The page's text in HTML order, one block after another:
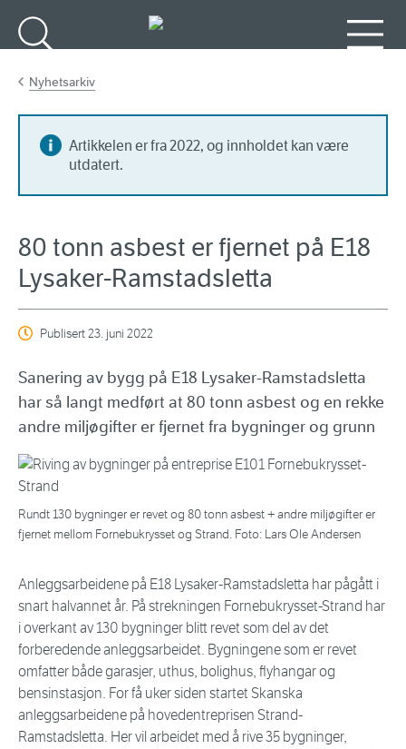
Nyhetsarkiv
Artikkelen er fra 2022, og innholdet kan være
utdatert.
80 tonn asbest er fjernet på E18
Lysaker-Ramstadsletta
Publisert23. juni 2022
Sanering av bygg på E18 Lysaker-Ramstadsletta
har så langt medført at 80 tonn asbest og en rekke
andre miljøgifter er fjernet fra bygninger og grunn
Rundt 130 bygninger er revet og 80 tonn asbest + andre miljøgifter er
fjernet mellom Fornebukrysset og Strand. Foto: Lars Ole Andersen
Anleggsarbeidene på E18 Lysaker-Ramstadsletta har pågått i
snart halvannet år. På strekningen Fornebukrysset-Strand har
i overkant av 130 bygninger blitt revet som del av det
forberedende anleggsarbeidet. Bygningene som er revet
omfatter både garasjer, uthus, bolighus, flyhangar og
bensinstasjon. For få uker siden startet Skanska
anleggsarbeidene på hovedentreprisen Strand-
Ramstadsletta. Her vil arbeidet med å rive 35 bygninger,